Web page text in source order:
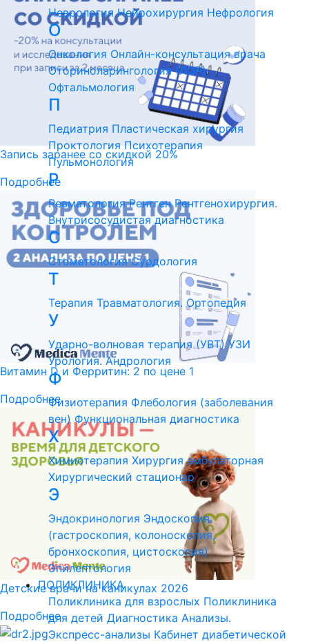
Запись заранее со скидкой 20%
Подробнее
Витамин D и Ферритин: 2 по цене 1
Подробнее
Детские врачи на каникулах 2026
Подробнее
Неврология Нейрохирургия Нефрология
О
Онкология Онлайн-консультация врача
Оториноларингология (ЛОР)
Офтальмология
П
Педиатрия Пластическая хирургия
Проктология Психотерапия
Пульмонология
Р
Ревматология Рентген Рентгенохирургия.
Внутрисосудистая диагностика
С
Стоматология Сурдология
Т
Терапия Травматология. Ортопедия
У
Ударно-волновая терапия (УВТ) УЗИ
Урология. Андрология
Ф
Физиотерапия Флебология (заболевания
вен) Функциональная диагностика
Х
Химиотерапия Хирургия амбулаторная
Хирургический стационар
Э
Эндокринология Эндоскопия
(гастроскопия, колоноскопия,
бронхоскопия, цистоскопия)
Эпилептология
ПОЛИКЛИНИКА
Поликлиника для взрослых Поликлиника
для детей Диагностика Анализы.
Экспресс-анализы Кабинет диабетической